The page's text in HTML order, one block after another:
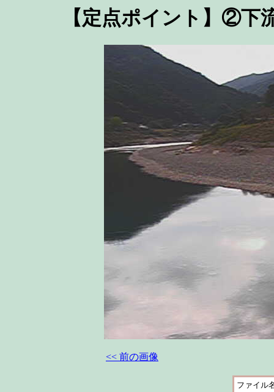
【定点ポイント】②下
<< 前の画像
ファイル